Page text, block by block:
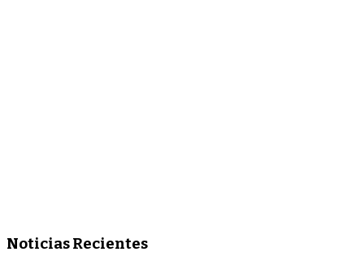
Noticias Recientes